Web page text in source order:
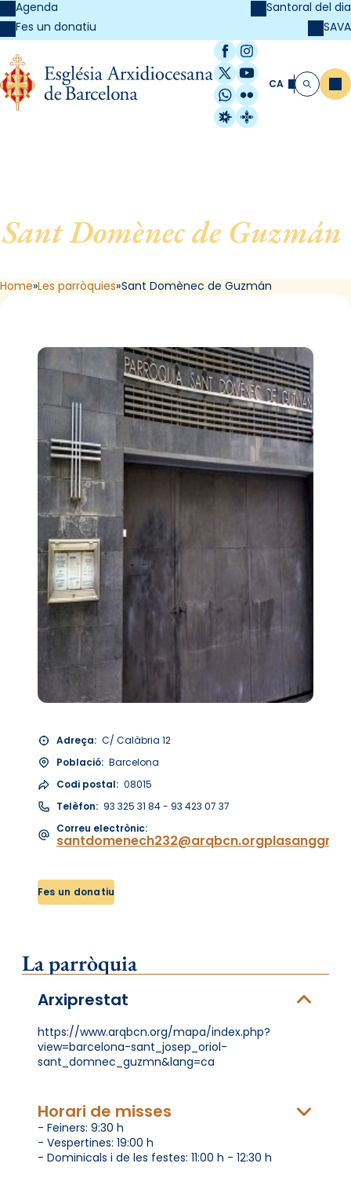
Agenda
Fes un donatiu
Santoral del dia
SAVA
Facebook
Instagram
X / Twitter
YouTube
WhatsApp
Flickr
Radio Estel
Catalunya
CA Cerca
Sant Domènec de Guzmán
Home Les parròquies Sant Domènec de Guzmán
Adreça: C/ Calàbria 12
Població: Barcelona
Codi postal: 08015
Telèfon: 93 325 31 84 - 93 423 07 37
Correu electrònic:
Fes un donatiu
La parròquia
Arxiprestat
https://www.arqbcn.org/mapa/index.php?
view=barcelona-sant_josep_oriol-
sant_domnec_guzmn&lang=ca
Horari de misses
- Feiners: 9:30 h
- Vespertines: 19:00 h
- Dominicals i de les festes: 11:00 h - 12:30 h